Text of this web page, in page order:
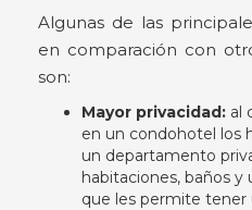
Algunas de las
en comparación con
son:
Mayor privacidad:al
en un condohotel los
un departamento
habitaciones, baños y
que les permite tener